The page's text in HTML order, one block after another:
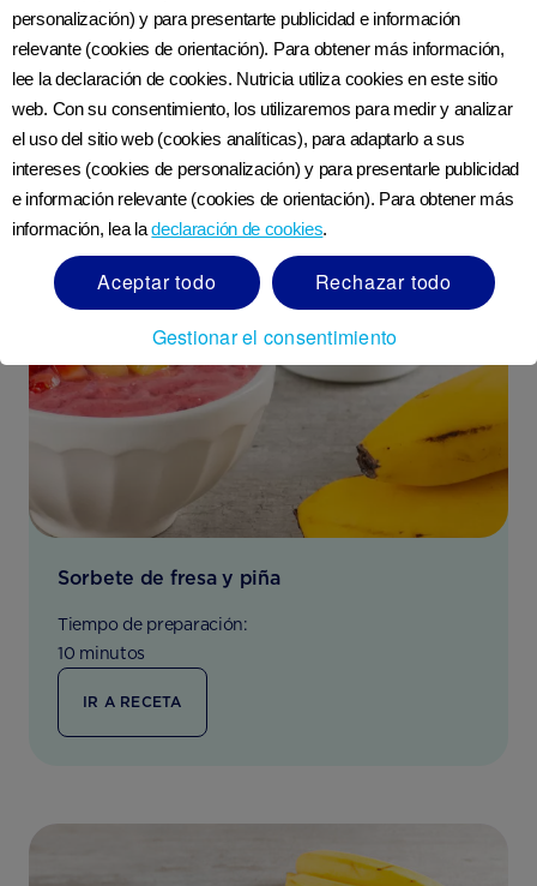
Tiempo de preparación:
30 minutos
Sorbete de fresa y piña
Tiempo de preparación:
10 minutos
IR A RECETA
personalización) y para presentarte publicidad e información
relevante (cookies de orientación). Para obtener más información,
lee la declaración de cookies. Nutricia utiliza cookies en este sitio
web. Con su consentimiento, los utilizaremos para medir y analizar
el uso del sitio web (cookies analíticas), para adaptarlo a sus
intereses (cookies de personalización) y para presentarle publicidad
e información relevante (cookies de orientación). Para obtener más
información, lea ladeclaración de cookies.
Aceptar todo
Rechazar todo
Gestionar el consentimiento